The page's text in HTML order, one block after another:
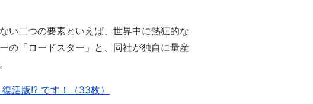
い二つの要素といえば、世界中に熱狂的な
の「ロードスター」と、同社が独自に量産
活版!? です！（33枚）